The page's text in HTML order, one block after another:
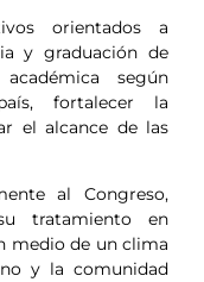
orientados a
y graduación de
según
fortalecer la
el alcance de las
al Congreso,
tratamiento en
medio de un clima
y la comunidad